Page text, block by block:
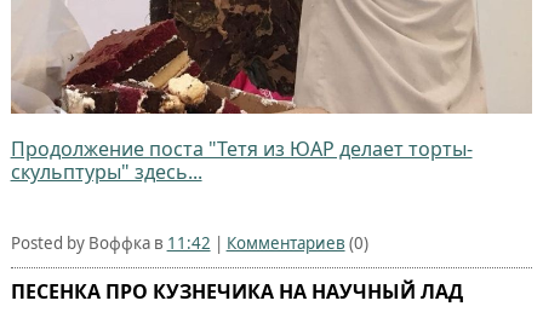
Продолжение поста "Тетя из ЮАР делает торты-
скульптуры" здесь...
Posted by Воффка в 11:42 | Комментариев (0)
ПЕСЕНКА ПРО КУЗНЕЧИКА НА НАУЧНЫЙ ЛАД